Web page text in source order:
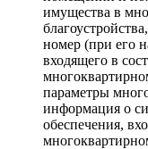
имущества в
номер (при его
входящего в
параметры
информация о
обеспечения,